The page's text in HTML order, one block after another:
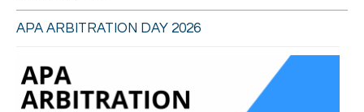
APA ARBITRATION DAY 2026